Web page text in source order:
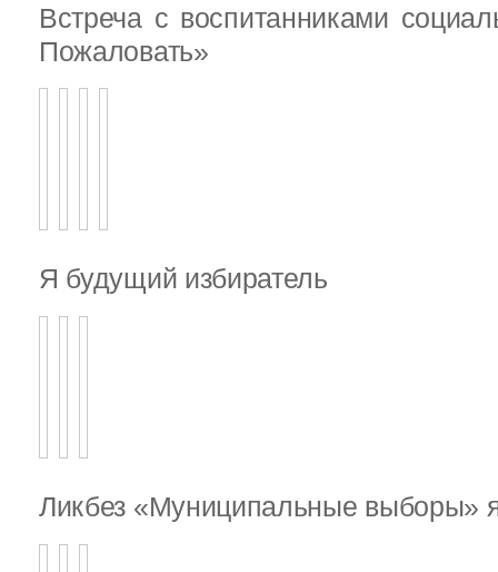
Встреча с воспитанниками
Пожаловать»
Я будущий избиратель
Ликбез «Муниципальные выборы»